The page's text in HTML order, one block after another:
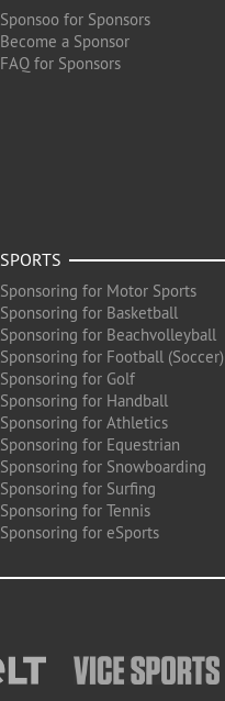
Sponsoo for Sponsors
Become a Sponsor
FAQ for Sponsors
SPORTS
Sponsoring for Motor Sports
Sponsoring for Basketball
Sponsoring for Beachvolleyball
Sponsoring for Football (Soccer)
Sponsoring for Golf
Sponsoring for Handball
Sponsoring for Athletics
Sponsoring for Equestrian
Sponsoring for Snowboarding
Sponsoring for Surfing
Sponsoring for Tennis
Sponsoring for eSports